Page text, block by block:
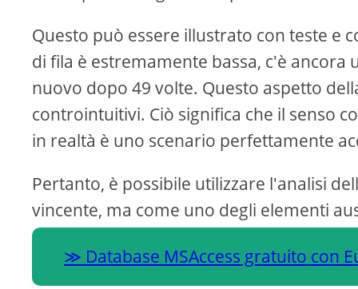
Questo può essere illustrato con teste e
di fila è estremamente bassa, c'è
nuovo dopo 49 volte. Questo aspetto
controintuitivi. Ciò significa che il senso
in realtà è uno scenario perfettamente
Pertanto, è possibile utilizzare l'analisi
vincente, ma come uno degli elementi
Database MSAccess gratuito con